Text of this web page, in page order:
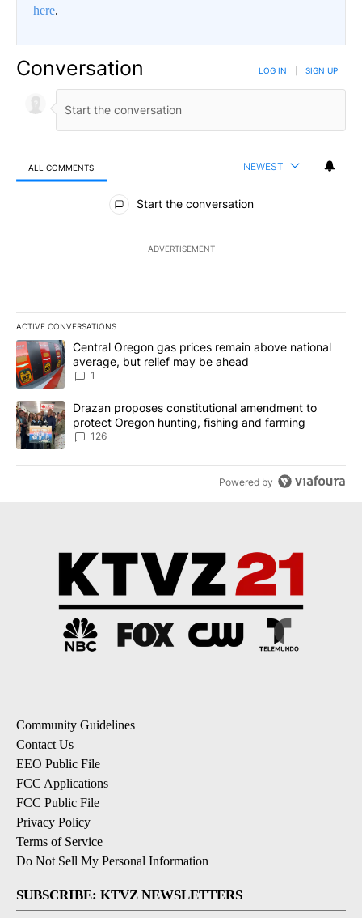
here.
Conversation LOG IN SIGN UP
ALL COMMENTS NEWEST
All Comments
Start the conversation
ADVERTISEMENT
ACTIVE CONVERSATIONS
The following is a list of the most commented articles in the last
A trending article titled "Central Oregon gas prices remain
Central Oregon gas prices remain above national
average, but relief may be ahead
1
A trending article titled "Drazan proposes constitutional
Drazan proposes constitutional amendment to
protect Oregon hunting, fishing and farming
126
Powered by
Community Guidelines
Contact Us
EEO Public File
FCC Applications
FCC Public File
Privacy Policy
Terms of Service
Do Not Sell My Personal Information
SUBSCRIBE: KTVZ NEWSLETTERS